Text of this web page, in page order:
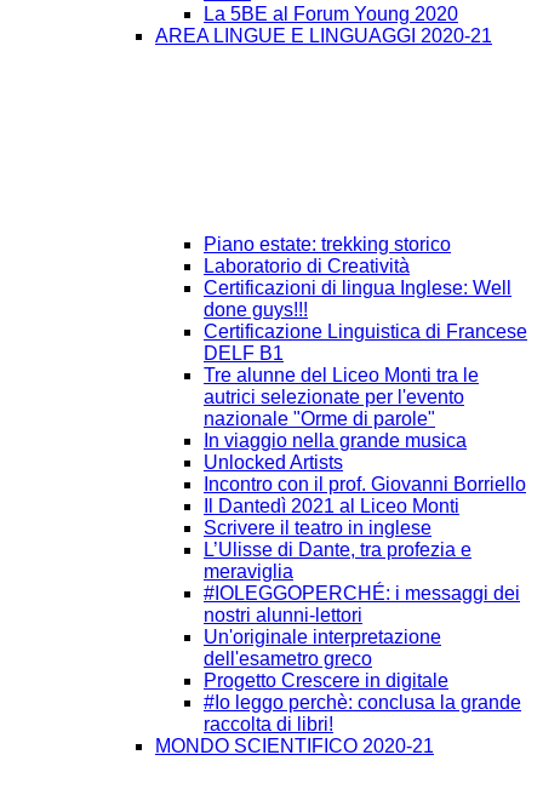
La 5BE al Forum Young 2020
AREA LINGUE E LINGUAGGI 2020-21
Piano estate: trekking storico
Laboratorio di Creatività
Certificazioni di lingua Inglese: Well
done guys!!!
Certificazione Linguistica di Francese
DELF B1
Tre alunne del Liceo Monti tra le
autrici selezionate per l'evento
nazionale "Orme di parole"
In viaggio nella grande musica
Unlocked Artists
Incontro con il prof. Giovanni Borriello
Il Dantedì 2021 al Liceo Monti
Scrivere il teatro in inglese
L’Ulisse di Dante, tra profezia e
meraviglia
#IOLEGGOPERCHÉ: i messaggi dei
nostri alunni-lettori
Un'originale interpretazione
dell'esametro greco
Progetto Crescere in digitale
#Io leggo perchè: conclusa la grande
raccolta di libri!
MONDO SCIENTIFICO 2020-21